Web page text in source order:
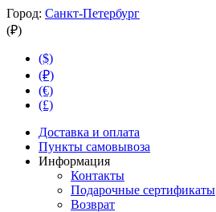
Город: Санкт-Петербург
(₽)
($)
(₽)
(€)
(£)
Доставка и оплата
Пункты самовывоза
Информация
Контакты
Подарочные сертификаты
Возврат